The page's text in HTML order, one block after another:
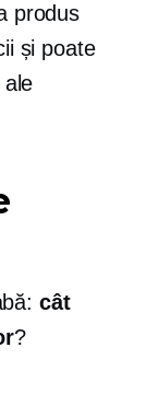
produs
și poate
cât
?